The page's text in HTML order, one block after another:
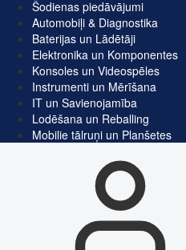
Šodienas piedāvājumi
Automobiļi & Diagnostika
Baterijas un Lādētāji
Elektronika un Komponentes
Konsoles un Videospēles
Instrumenti un Mērīšana
IT un Savienojamība
Lodēšana un Reballing
Mobilie tālruņi un Planšetes